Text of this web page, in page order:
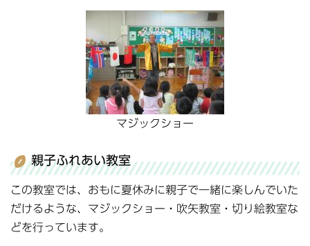
マジックショー
親子ふれあい教室
この教室では、おもに夏休みに親子で一緒に楽しんでいた
だけるような、マジックショー・吹矢教室・切り絵教室な
どを行っています。